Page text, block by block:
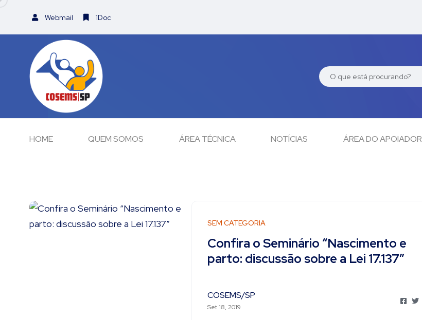
Webmail 1Doc
HOME QUEM SOMOS ÁREA TÉCNICA NOTÍCIAS ÁREA DO APOIADOR
SEM CATEGORIA
Confira o Seminário “Nascimento e
parto: discussão sobre a Lei 17.137″
COSEMS/SP
Set 18, 2019